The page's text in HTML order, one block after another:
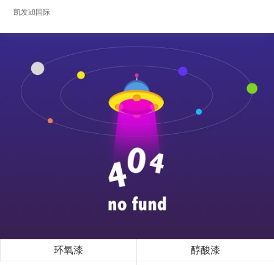
凯发k8国际
环氧漆 醇酸漆